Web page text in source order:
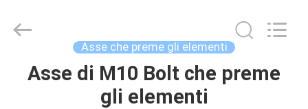
CASA
Chaoyue
Clutch
Reserved.
Asse che preme gli elementi
Asse di M10 Bolt che preme
gli elementi